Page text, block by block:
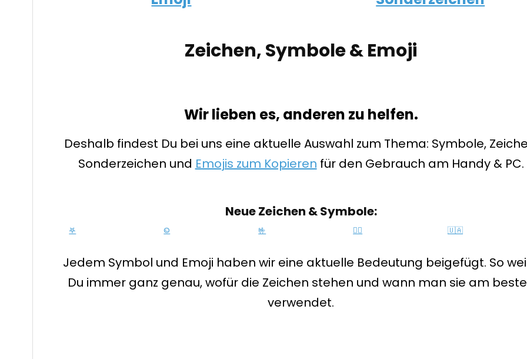
Zeichen, Symbole & Emoji
Wir lieben es, anderen zu helfen.
Deshalb findest Du bei uns eine aktuelle Auswahl zum Thema: Symbole,
Sonderzeichen und Emojis zum Kopieren für den Gebrauch am Handy & PC.
Neue Zeichen & Symbole:
𖤐 © 🤟 🏳️‍🌈 🇺🇦
Jedem Symbol und Emoji haben wir eine aktuelle Bedeutung beigefügt. So
Du immer ganz genau, wofür die Zeichen stehen und wann man sie am
verwendet.